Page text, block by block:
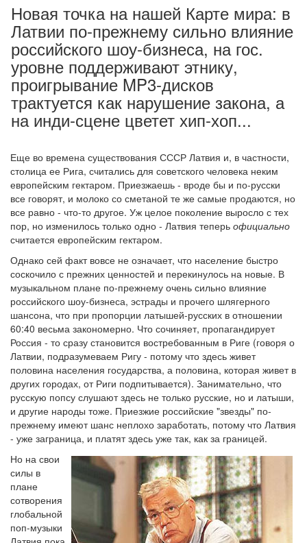
Новая точка на нашей Карте мира: в
Латвии по-прежнему сильно влияние
российского шоу-бизнеса, на гос.
уровне поддерживают этнику,
проигрывание MP3-дисков
трактуется как нарушение закона, а
на инди-сцене цветет хип-хоп...
Еще во времена существования СССР Латвия и, в частности,
столица ее Рига, считались для советского человека неким
европейским гектаром. Приезжаешь - вроде бы и по-русски
все говорят, и молоко со сметаной те же самые продаются, но
все равно - что-то другое. Уж целое поколение выросло с тех
пор, но изменилось только одно - Латвия теперь официально
считается европейским гектаром.
Однако сей факт вовсе не означает, что население быстро
соскочило с прежних ценностей и перекинулось на новые. В
музыкальном плане по-прежнему очень сильно влияние
российского шоу-бизнеса, эстрады и прочего шлягерного
шансона, что при пропорции латышей-русских в отношении
60:40 весьма закономерно. Что сочиняет, пропагандирует
Россия - то сразу становится востребованным в Риге (говоря о
Латвии, подразумеваем Ригу - потому что здесь живет
половина населения государства, а половина, которая живет в
других городах, от Риги подпитывается). Занимательно, что
русскую попсу слушают здесь не только русские, но и латыши,
и другие народы тоже. Приезжие российские "звезды" по-
прежнему имеют шанс неплохо заработать, потому что Латвия
- уже заграница, и платят здесь уже так, как за границей.
Но на свои
силы в
плане
сотворения
глобальной
поп-музыки